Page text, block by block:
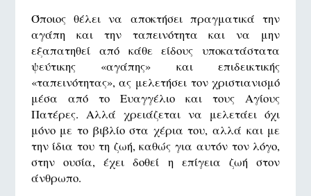
Όποιος θέλει να αποκτήσει πραγματικά την
αγάπη και την ταπεινότητα και να μην
εξαπατηθεί από κάθε είδους υποκατάστατα
ψεύτικης «αγάπης» και επιδεικτικής
«ταπεινότητας», ας μελετήσει τον χριστιανισμό
μέσα από το Ευαγγέλιο και τους Αγίους
Πατέρες. Αλλά χρειάζεται να μελετάει όχι
μόνο με το βιβλίο στα χέρια του, αλλά και με
την ίδια του τη ζωή, καθώς για αυτόν τον λόγο,
στην ουσία, έχει δοθεί η επίγεια ζωή στον
άνθρωπο.